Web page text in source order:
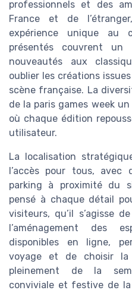
professionnels et des
France et de
expérience unique
présentés couvrent
nouveautés aux
oublier les créations
scène française. La
de la paris games week
où chaque édition
utilisateur.
La localisation
l’accès pour tous, avec
parking à proximité du
pensé à chaque détail
visiteurs, qu’il s’agisse
l’aménagement des
disponibles en ligne,
voyage et de choisir
pleinement de la
conviviale et festive de